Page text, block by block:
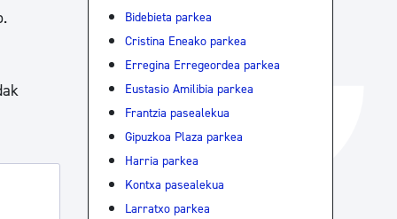
Bidebieta parkea
Cristina Eneako parkea
Erregina Erregeordea parkea
Eustasio Amilibia parkea
Frantzia pasealekua
Gipuzkoa Plaza parkea
Harria parkea
Kontxa pasealekua
Larratxo parkea